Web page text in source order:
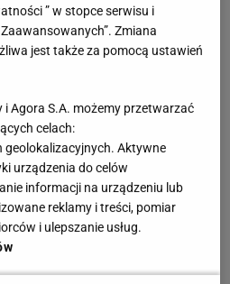
zginęło jedenastu
niemiecki policjant oraz
- nowa dyscyplina na
być imprezą, która
konfliktów, przemocy,
się nie udało. Tuż przed
” w stopce serwisu i
Zmiana
jest także za pomocą ustawień
i Agora S.A. możemy przetwarzać
celach:
geolokalizacyjnych. Aktywne
urządzenia do celów
informacji na urządzeniu lub
reklamy i treści, pomiar
i ulepszanie usług.